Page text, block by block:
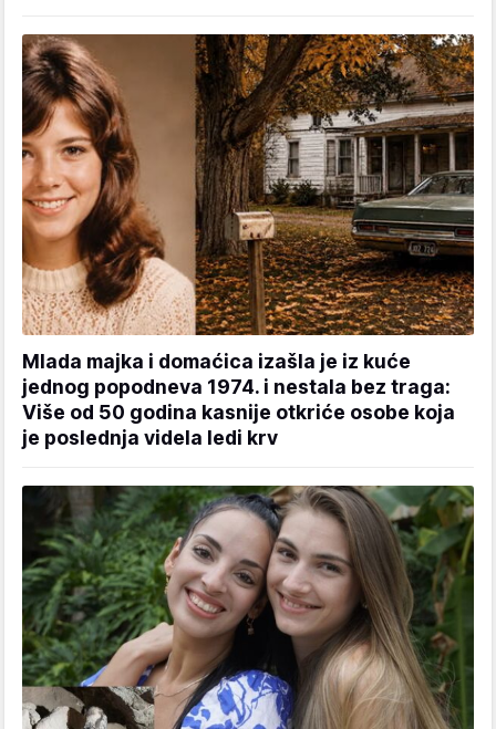
Mlada majka i domaćica izašla je iz kuće
jednog popodneva 1974. i nestala bez traga:
Više od 50 godina kasnije otkriće osobe koja
je poslednja videla ledi krv